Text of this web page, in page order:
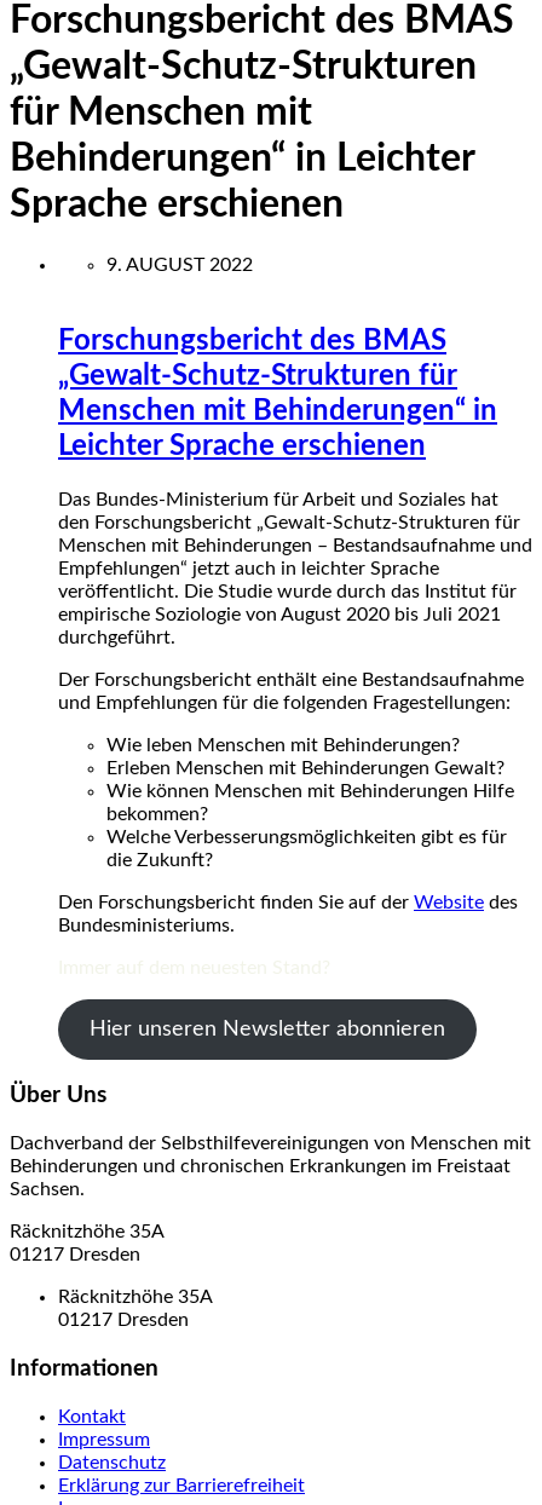
Forschungsbericht des BMAS
„Gewalt-Schutz-Strukturen
für Menschen mit
Behinderungen“ in Leichter
Sprache erschienen
9. AUGUST 2022
Forschungsbericht des BMAS
„Gewalt-Schutz-Strukturen für
Menschen mit Behinderungen“ in
Leichter Sprache erschienen
Das Bundes-Ministerium für Arbeit und Soziales hat
den Forschungsbericht „Gewalt-Schutz-Strukturen für
Menschen mit Behinderungen – Bestandsaufnahme und
Empfehlungen“ jetzt auch in leichter Sprache
veröffentlicht. Die Studie wurde durch das Institut für
empirische Soziologie von August 2020 bis Juli 2021
durchgeführt.
Der Forschungsbericht enthält eine Bestandsaufnahme
und Empfehlungen für die folgenden Fragestellungen:
Wie leben Menschen mit Behinderungen?
Erleben Menschen mit Behinderungen Gewalt?
Wie können Menschen mit Behinderungen Hilfe
bekommen?
Welche Verbesserungsmöglichkeiten gibt es für
die Zukunft?
Den Forschungsbericht finden Sie auf der Website des
Bundesministeriums.
Hier unseren Newsletter abonnieren
Über Uns
Dachverband der Selbsthilfevereinigungen von Menschen mit
Behinderungen und chronischen Erkrankungen im Freistaat
Sachsen.
Räcknitzhöhe 35A
01217 Dresden
Räcknitzhöhe 35A
01217 Dresden
Informationen
Kontakt
Impressum
Datenschutz
Erklärung zur Barrierefreiheit